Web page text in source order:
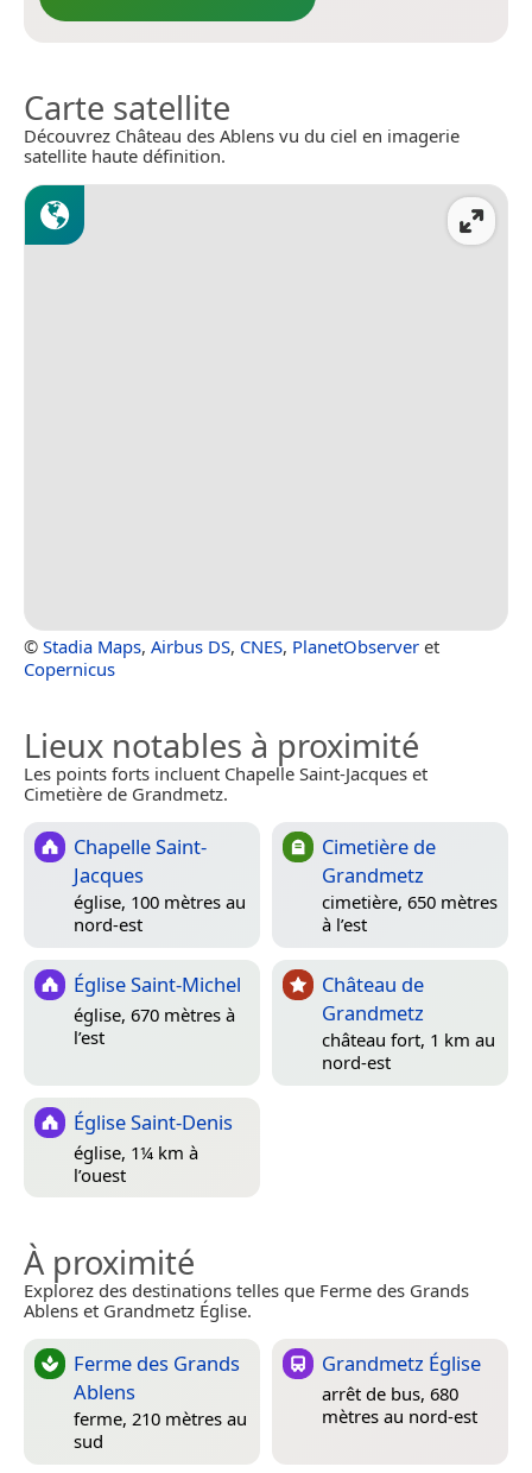
Carte satellite
Découvrez Château des Ablens vu du ciel en imagerie
satellite haute définition.
© Stadia Maps, Airbus DS, CNES, PlanetObserver et
Copernicus
Lieux notables à proximité
Les points forts incluent Chapelle Saint-Jacques et
Cimetière de Grandmetz.
Chapelle Saint-
Jacques
église, 100 mètres au
nord-est
Cimetière de
Grandmetz
cimetière, 650 mètres
à l’est
Église Saint-Michel
église, 670 mètres à
l’est
Château de
Grandmetz
château fort, 1 km au
nord-est
Église Saint-Denis
église, 1¼ km à
l’ouest
À proximité
Explorez des destinations telles que Ferme des Grands
Ablens et Grandmetz Église.
Ferme des Grands
Ablens
ferme, 210 mètres au
sud
Grandmetz Église
arrêt de bus, 680
mètres au nord-est